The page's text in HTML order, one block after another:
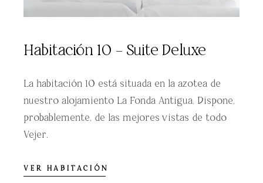
Habitación 10 – Suite Deluxe
La habitación 10 está situada en la azotea de
nuestro alojamiento La Fonda Antigua. Dispone,
probablemente, de las mejores vistas de todo
Vejer.
VER HABITACIÓN